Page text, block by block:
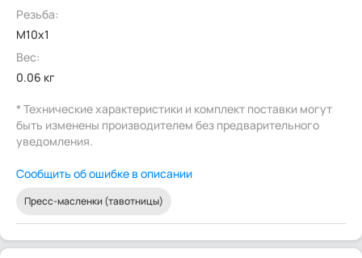
Резьба:
M10x1
Вес:
0.06 кг
* Технические характеристики и комплект поставки могут
быть изменены производителем без предварительного
уведомления.
Сообщить об ошибке в описании
Пресс-масленки (тавотницы)